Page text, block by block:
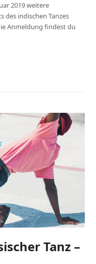
2019 weitere
des indischen Tanzes
Anmeldung findest du
Tanz –